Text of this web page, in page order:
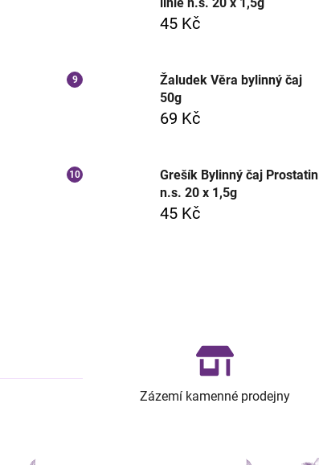
45 Kč
Žaludek Věra bylinný čaj
50g
69 Kč
Grešík Bylinný čaj Prostatin
n.s. 20 x 1,5g
45 Kč
Zázemí kamenné prodejny